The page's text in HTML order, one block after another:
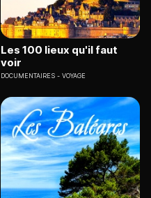
Les 100 lieux qu'il faut
voir
DOCUMENTAIRES VOYAGE